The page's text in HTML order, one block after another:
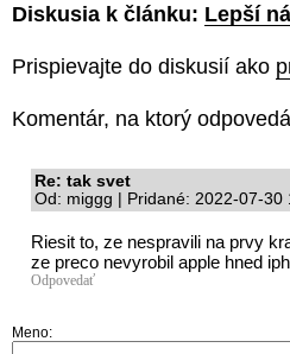
Diskusia k článku: Lepší
Prispievajte do diskusií ako
Komentár, na ktorý
Re: tak svet
Od: miggg | Pridané: 2022-07-30
Riesit to, ze nespravili na prvy
ze preco nevyrobil apple hned
Odpovedať
Meno: